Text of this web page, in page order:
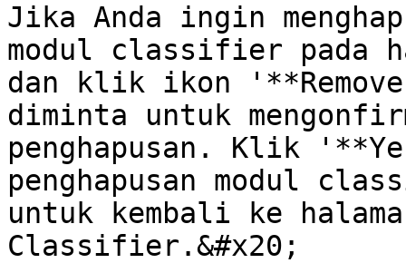
Jika Anda ingin
modul classifier pada
dan klik ikon
diminta untuk
penghapusan. Klik
penghapusan modul
untuk kembali ke
Classifier.&#x20;